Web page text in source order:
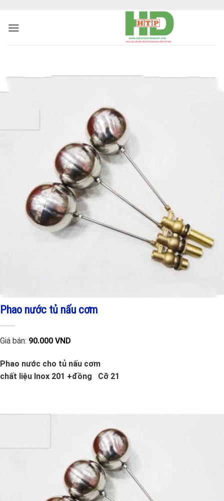
Phao nước tủ nấu cơm
Giá bán: 90.000 VND
Phao nước cho tủ nấu cơm
chất liệu Inox 201 +đồng Cỡ 21